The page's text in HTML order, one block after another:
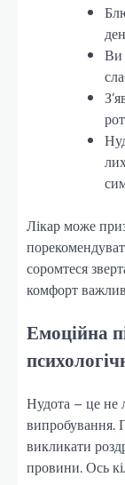
Ви
Лікар може
соромтеся
комфорт
Емоційна
Нудота – це не
випробування.
викликати
провини. Ось